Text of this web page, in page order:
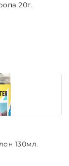
20г.
130мл.